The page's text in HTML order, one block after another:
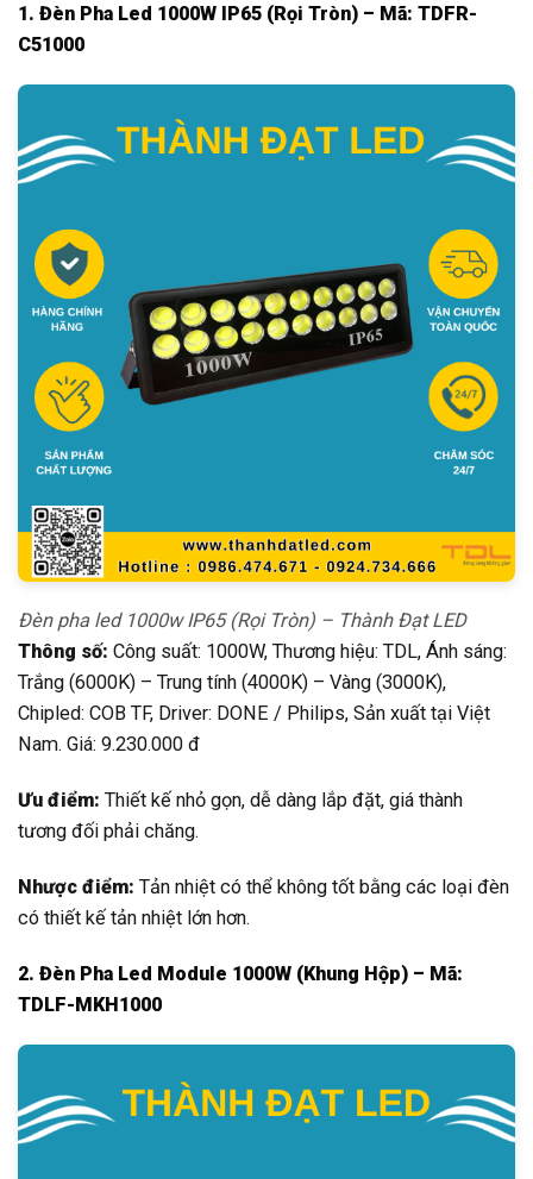
1. Đèn Pha Led 1000W IP65 (Rọi Tròn) – Mã: TDFR-
C51000
Đèn pha led 1000w IP65 (Rọi Tròn) – Thành Đạt LED
Thông số: Công suất: 1000W, Thương hiệu: TDL, Ánh sáng:
Trắng (6000K) – Trung tính (4000K) – Vàng (3000K),
Chipled: COB TF, Driver: DONE / Philips, Sản xuất tại Việt
Nam. Giá: 9.230.000 đ
Ưu điểm: Thiết kế nhỏ gọn, dễ dàng lắp đặt, giá thành
tương đối phải chăng.
Nhược điểm: Tản nhiệt có thể không tốt bằng các loại đèn
có thiết kế tản nhiệt lớn hơn.
2. Đèn Pha Led Module 1000W (Khung Hộp) – Mã:
TDLF-MKH1000